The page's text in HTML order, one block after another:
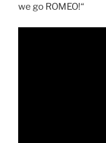
we go ROMEO!“